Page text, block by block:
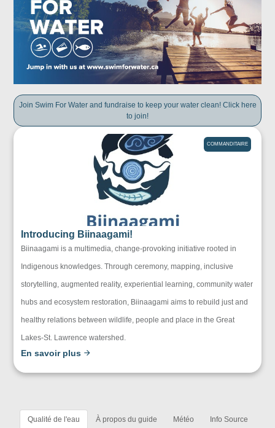
Join Swim For Water and fundraise to keep your water clean! Click here
to join!
COMMANDITAIRE
Introducing Biinaagami!
Biinaagami is a multimedia, change-provoking initiative rooted in
Indigenous knowledges. Through ceremony, mapping, inclusive
storytelling, augmented reality, experiential learning, community water
hubs and ecosystem restoration, Biinaagami aims to rebuild just and
healthy relations between wildlife, people and place in the Great
Lakes-St. Lawrence watershed.
En savoir plus
Qualité de l'eau À propos du guide Météo Info Source